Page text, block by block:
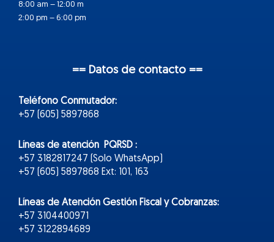
8:00 am – 12:00 m
2:00 pm – 6:00 pm
== Datos de contacto ==
Teléfono Conmutador:
+57 (605) 5897868
Líneas de atención PQRSD :
+57 3182817247 (Solo WhatsApp)
+57 (605) 5897868 Ext: 101, 163
Líneas de Atención Gestión Fiscal y Cobranzas:
+57 3104400971
+57 3122894689